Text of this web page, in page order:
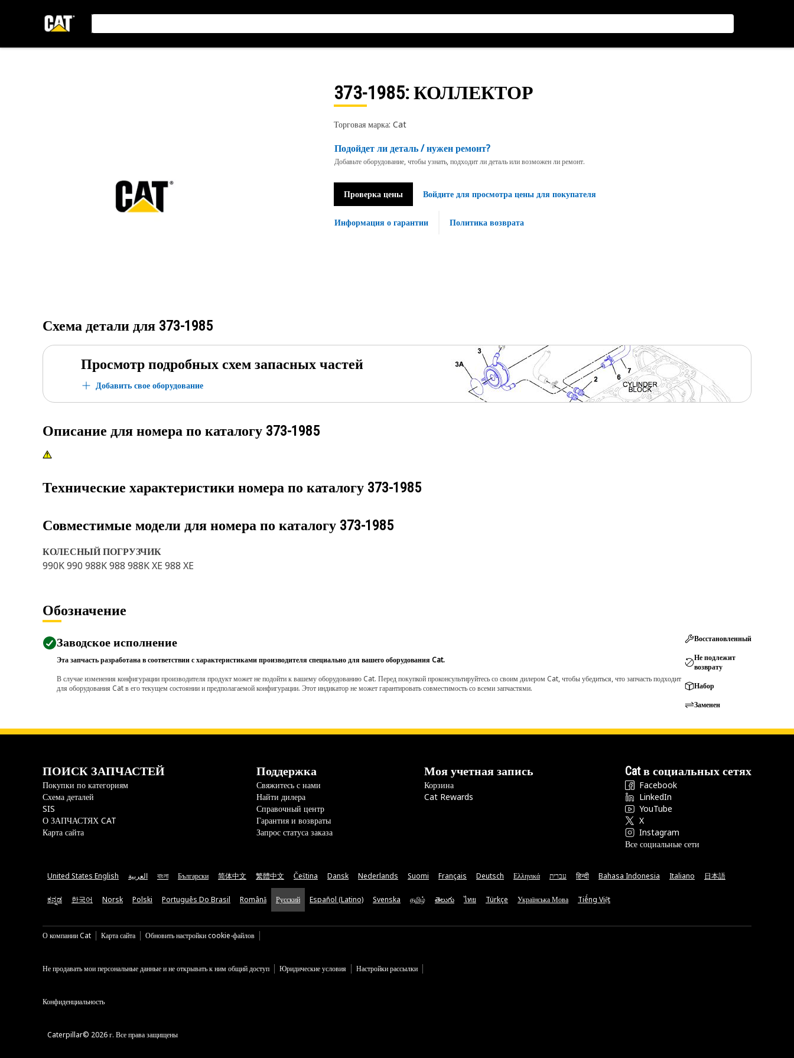
373-1985: КОЛЛЕКТОР
Торговая марка: Cat
Подойдет ли деталь / нужен ремонт?
Добавьте оборудование, чтобы узнать, подходит ли деталь или возможен ли ремонт.
Проверка цены Войдите для просмотра цены для покупателя
Информация о гарантии Политика возврата
Схема детали для 373-1985
Просмотр подробных схем запасных частей
Добавить свое оборудование
Описание для номера по каталогу 373-1985
Технические характеристики номера по каталогу 373-1985
Совместимые модели для номера по каталогу 373-1985
КОЛЕСНЫЙ ПОГРУЗЧИК
990K 990 988K 988 988K XE 988 XE
Обозначение
Заводское исполнение
Эта запчасть разработана в соответствии с характеристиками производителя специально для вашего оборудования Cat.
В случае изменения конфигурации производителя продукт может не подойти к вашему оборудованию Cat. Перед покупкой проконсультируйтесь со своим дилером Cat, чтобы убедиться, что запчасть подходит
для оборудования Cat в его текущем состоянии и предполагаемой конфигурации. Этот индикатор не может гарантировать совместимость со всеми запчастями.
Восстановленный
Не подлежит
возврату
Набор
Заменен
ПОИСК ЗАПЧАСТЕЙ
Покупки по категориям
Схема деталей
SIS
О ЗАПЧАСТЯХ CAT
Карта сайта
Поддержка
Свяжитесь с нами
Найти дилера
Справочный центр
Гарантия и возвраты
Запрос статуса заказа
Моя учетная запись
Корзина
Cat Rewards
Cat в социальных сетях
Facebook
LinkedIn
YouTube
X
Instagram
Все социальные сети
United States English العربية বাংলা Български 简体中文 繁體中文 Čeština Dansk Nederlands Suomi Français Deutsch Ελληνικά עברית हिन्दी Bahasa Indonesia Italiano 日本語
ಕನ್ನಡ 한국어 Norsk Polski Português Do Brasil Română Русский Español (Latino) Svenska தமிழ் తెలుగు ไทย Türkçe Українська Мова Tiếng Việt
О компании Cat Карта сайта Обновить настройки cookie-файлов
Не продавать мои персональные данные и не открывать к ним общий доступ Юридические условия Настройки рассылки
Конфиденциальность
Caterpillar© 2026 г. Все права защищены